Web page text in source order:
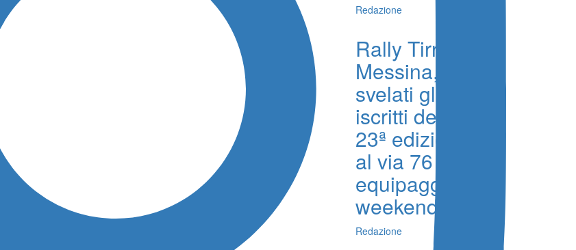
Redazione
Rally Tirreno
Messina,
svelati gli
iscritti della
23ª edizione,
al via 76
equipaggi nel
weekend
Redazione